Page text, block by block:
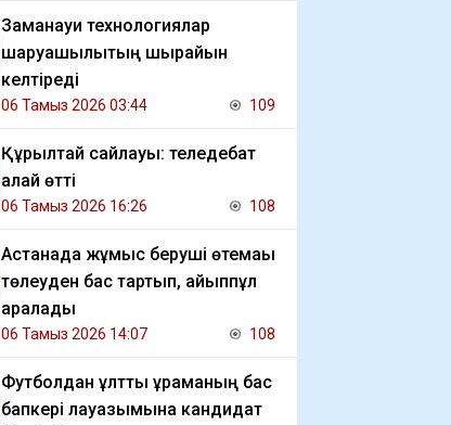
Заманауи технологиялар
шаруашылықтың шырайын
келтіреді
06 Тамыз 2026 03:44 109
Құрылтай сайлауы: теледебат
қалай өтті
06 Тамыз 2026 16:26 108
Астанада жұмыс беруші өтемақы
төлеуден бас тартып, айыппұл
арқалады
06 Тамыз 2026 14:07 108
Футболдан ұлттық құраманың бас
бапкері лауазымына кандидат